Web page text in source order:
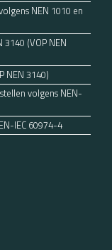
NEN 1010 en
(VOP NEN
NEN 3140)
volgens NEN-
IEC 60974-4